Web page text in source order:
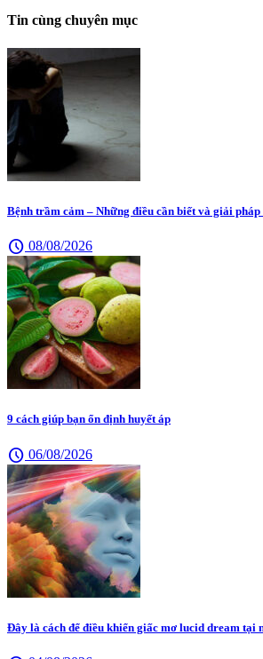
Tin cùng chuyên mục
Bệnh trầm cảm – Những điều cần biết và giải pháp
schedule 08/08/2026
9 cách giúp bạn ổn định huyết áp
schedule 06/08/2026
Đây là cách để điều khiển giấc mơ lucid dream tại